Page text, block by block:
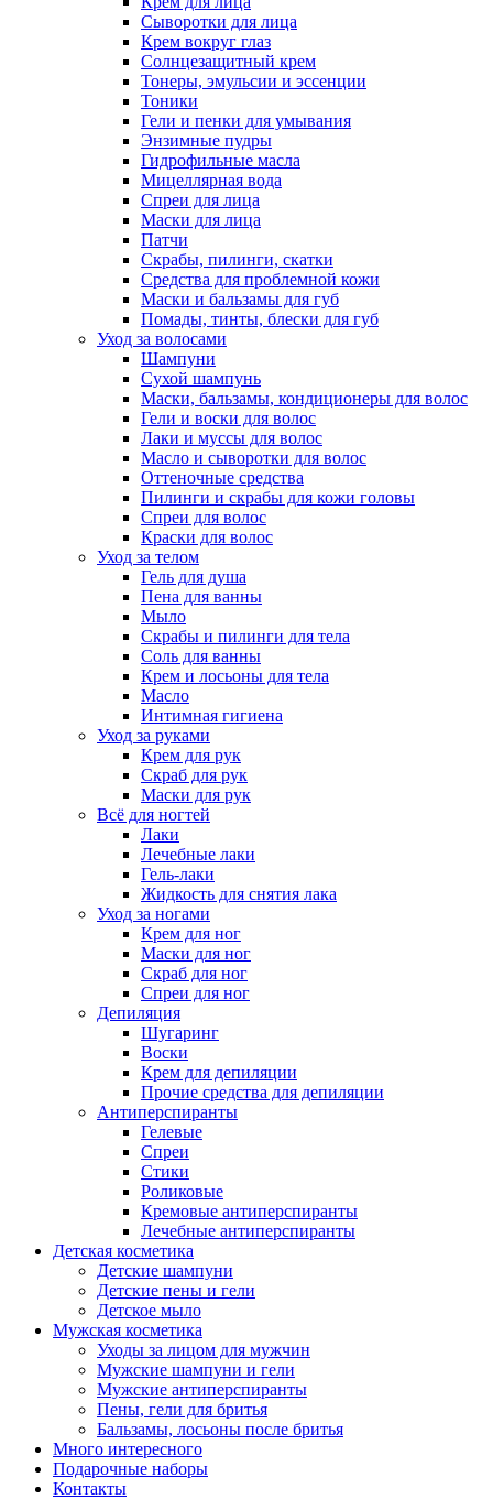
Сыворотки для лица
Крем вокруг глаз
Солнцезащитный крем
Тонеры, эмульсии и эссенции
Тоники
Гели и пенки для умывания
Энзимные пудры
Гидрофильные масла
Мицеллярная вода
Спреи для лица
Маски для лица
Патчи
Скрабы, пилинги, скатки
Средства для проблемной кожи
Маски и бальзамы для губ
Помады, тинты, блески для губ
Уход за волосами
Шампуни
Сухой шампунь
Маски, бальзамы, кондиционеры для волос
Гели и воски для волос
Лаки и муссы для волос
Масло и сыворотки для волос
Оттеночные средства
Пилинги и скрабы для кожи головы
Спреи для волос
Краски для волос
Уход за телом
Гель для душа
Пена для ванны
Мыло
Скрабы и пилинги для тела
Соль для ванны
Крем и лосьоны для тела
Масло
Интимная гигиена
Уход за руками
Крем для рук
Скраб для рук
Маски для рук
Всё для ногтей
Лаки
Лечебные лаки
Гель-лаки
Жидкость для снятия лака
Уход за ногами
Крем для ног
Маски для ног
Скраб для ног
Спреи для ног
Депиляция
Шугаринг
Воски
Крем для депиляции
Прочие средства для депиляции
Антиперспиранты
Гелевые
Спреи
Стики
Роликовые
Кремовые антиперспиранты
Лечебные антиперспиранты
Детская косметика
Детские шампуни
Детские пены и гели
Детское мыло
Мужская косметика
Уходы за лицом для мужчин
Мужские шампуни и гели
Мужские антиперспиранты
Пены, гели для бритья
Бальзамы, лосьоны после бритья
Много интересного
Подарочные наборы
Контакты